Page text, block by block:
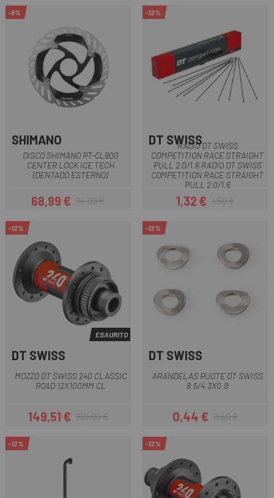
-8%
SHIMANO
DISCO SHIMANO RT-CL900
CENTER LOCK ICE TECH
(DENTADO ESTERNO)
Prezzo
68,99 €Prezzo base
74,99 €
-12%
DT SWISSRADIO DT SWISS
COMPETITION RACE STRAIGHT
PULL 2.0/1.6 RADIO DT SWISS
COMPETITION RACE STRAIGHT
PULL 2.0/1.6
Prezzo
1,32 €Prezzo base
1,50 €
-12%
ESAURITO
DT SWISS
MOZZO DT SWISS 240 CLASSIC
ROAD 12X100MM CL
Prezzo
149,51 €Prezzo base
169,90 €
-12%
DT SWISS
ARANDELAS RUOTE DT SWISS
8.5/4.3X0.9
Prezzo
0,44 €Prezzo base
0,50 €
-12% -12%